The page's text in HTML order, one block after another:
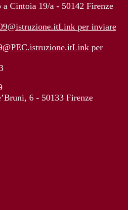
Cintoia 19/a - 50142 Firenze
Link per inviare
Link per
6 - 50133 Firenze